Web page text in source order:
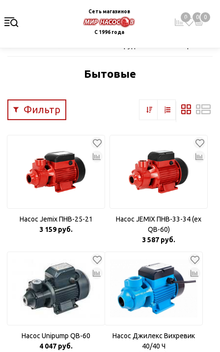
Сеть магазинов
С 1996 года
0 0 0
Бытовые
Фильтр
Насос Jemix ПНВ-25-21
3 159 руб.
Насос JEMIX ПНВ-33-34 (ex
QB-60)
3 587 руб.
Насос Unipump QB-60
4 047 руб.
Насос Джилекс Вихревик
40/40 Ч